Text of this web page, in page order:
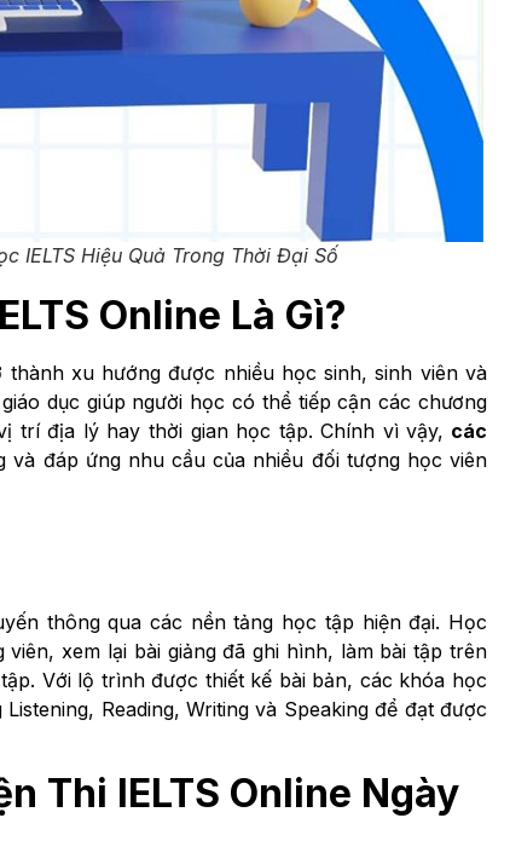
IELTS Hiệu Quả Trong Thời Đại Số
Online Là Gì?
xu hướng được nhiều học sinh, sinh viên và
dục giúp người học có thể tiếp cận các chương
trí địa lý hay thời gian học tập. Chính vì vậy, các
và đáp ứng nhu cầu của nhiều đối tượng học viên
thông qua các nền tảng học tập hiện đại. Học
xem lại bài giảng đã ghi hình, làm bài tập trên
Với lộ trình được thiết kế bài bản, các khóa học
Reading, Writing và Speaking để đạt được
Thi IELTS Online Ngày